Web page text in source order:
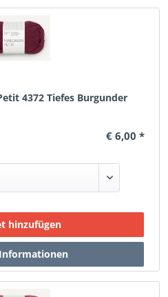
4372 Tiefes Burgunder
€ 6,00 *